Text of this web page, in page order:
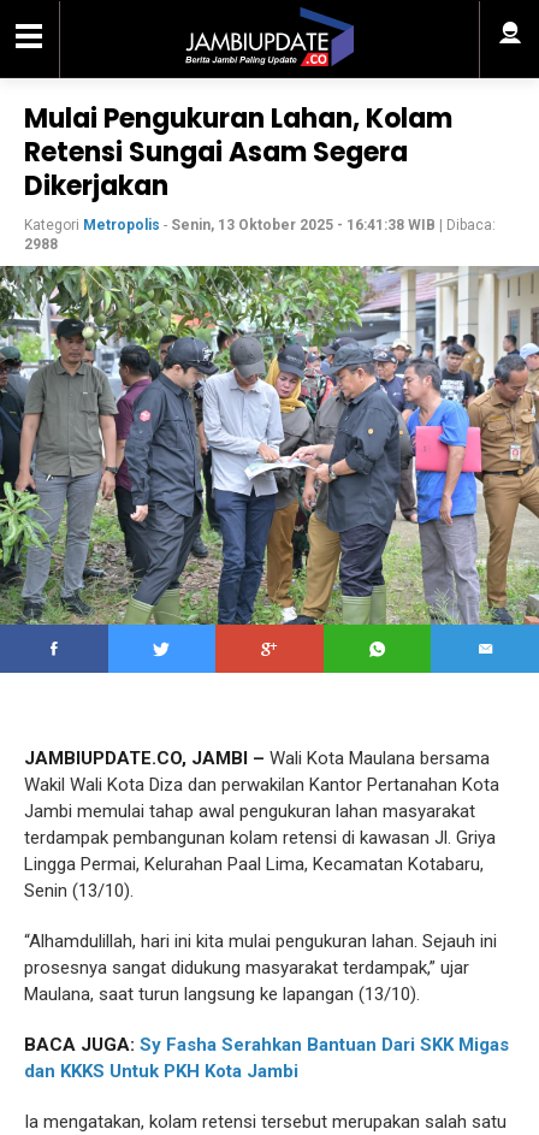
Mulai Pengukuran Lahan, Kolam
Retensi Sungai Asam Segera
Dikerjakan
Kategori Metropolis - Senin, 13 Oktober 2025 - 16:41:38 WIB | Dibaca:
2988
JAMBIUPDATE.CO, JAMBI – Wali Kota Maulana bersama
Wakil Wali Kota Diza dan perwakilan Kantor Pertanahan Kota
Jambi memulai tahap awal pengukuran lahan masyarakat
terdampak pembangunan kolam retensi di kawasan Jl. Griya
Lingga Permai, Kelurahan Paal Lima, Kecamatan Kotabaru,
Senin (13/10).
“Alhamdulillah, hari ini kita mulai pengukuran lahan. Sejauh ini
prosesnya sangat didukung masyarakat terdampak,” ujar
Maulana, saat turun langsung ke lapangan (13/10).
BACA JUGA: Sy Fasha Serahkan Bantuan Dari SKK Migas
dan KKKS Untuk PKH Kota Jambi
Ia mengatakan, kolam retensi tersebut merupakan salah satu